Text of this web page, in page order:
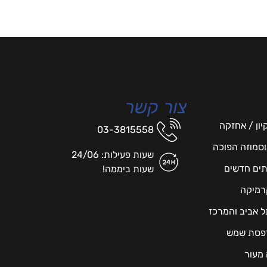
/ אחזקה
הפוכה
חדשים
אביב והמרכז
שמש
מעור
צור קשר
03-3815558
שעות פעילות: 24/06
שעות ביממה!